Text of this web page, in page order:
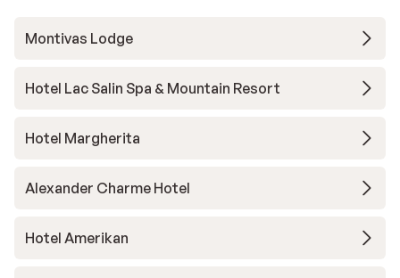
Montivas Lodge
Hotel Lac Salin Spa & Mountain Resort
Hotel Margherita
Alexander Charme Hotel
Hotel Amerikan